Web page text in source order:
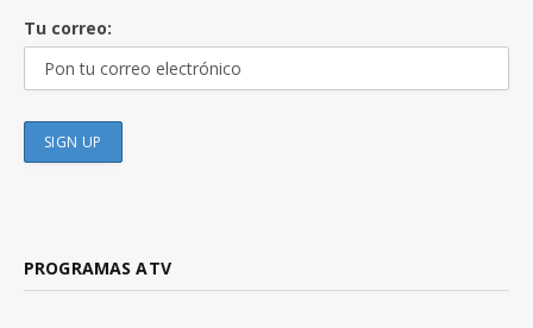
Tu correo:
PROGRAMAS ATV